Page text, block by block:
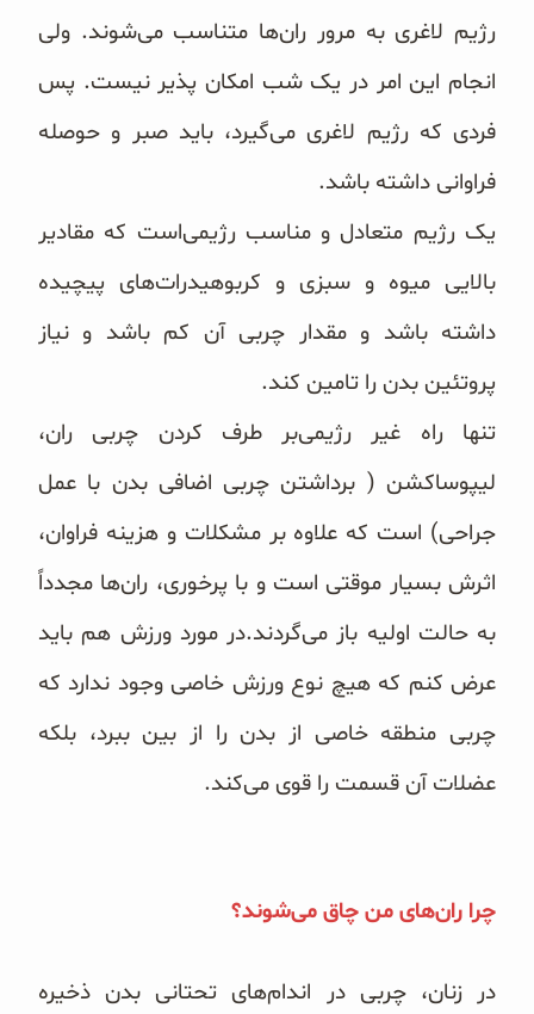
رژیم لاغری به مرور ران‌ها متناسب می‌شوند. ولی
انجام این امر در یک شب امکان پذیر نیست. پس
فردی که رژیم لاغری می‌گیرد، باید صبر و حوصله
فراوانی داشته باشد.
یک رژیم متعادل و مناسب رژیمی‌است که مقادیر
بالایی میوه و سبزی و کربوهیدرات‌های پیچیده
داشته باشد و مقدار چربی آن کم باشد و نیاز
پروتئین بدن را تامین کند.
تنها راه غیر رژیمی‌بر طرف کردن چربی ران،
لیپوساکشن ( برداشتن چربی اضافی بدن با عمل
جراحی) است که علاوه بر مشکلات و هزینه فراوان،
اثرش بسیار موقتی است و با پرخوری، ران‌ها مجدداً
به حالت اولیه باز می‌گردند.در مورد ورزش هم باید
عرض کنم که هیچ نوع ورزش خاصی وجود ندارد که
چربی منطقه خاصی از بدن را از بین ببرد، بلکه
عضلات آن قسمت را قوی می‌کند.
چرا ران‌های من چاق می‌شوند؟
در زنان، چربی در اندام‌های تحتانی بدن ذخیره